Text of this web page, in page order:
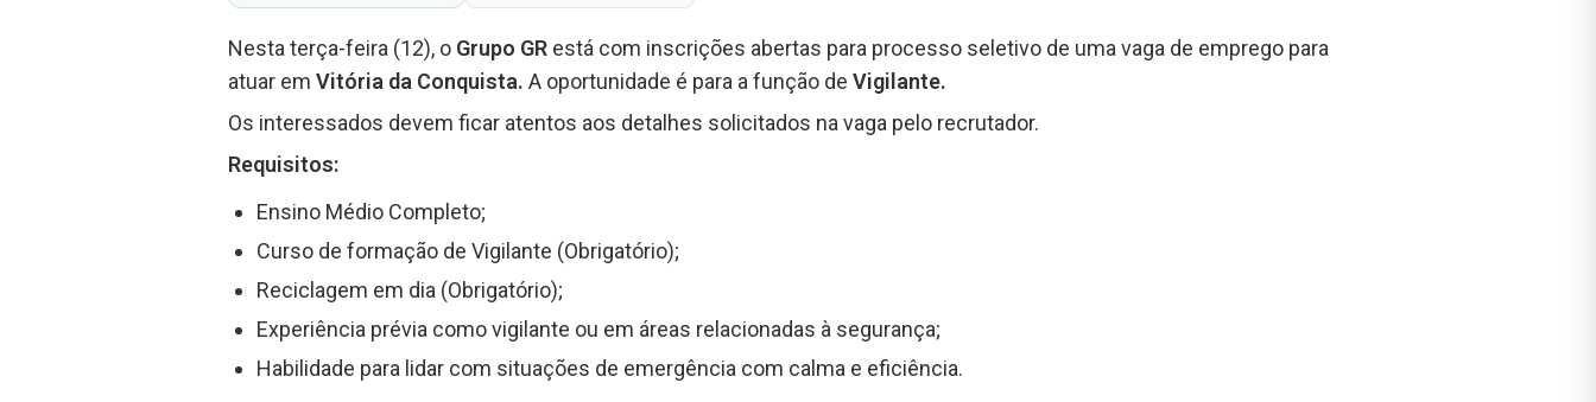
Nesta terça-feira (12), o Grupo GR está com inscrições abertas para processo seletivo de uma vaga de emprego para
atuar em Vitória da Conquista. A oportunidade é para a função de Vigilante.
Os interessados devem ficar atentos aos detalhes solicitados na vaga pelo recrutador.
Requisitos:
Ensino Médio Completo;
Curso de formação de Vigilante (Obrigatório);
Reciclagem em dia (Obrigatório);
Experiência prévia como vigilante ou em áreas relacionadas à segurança;
Habilidade para lidar com situações de emergência com calma e eficiência.